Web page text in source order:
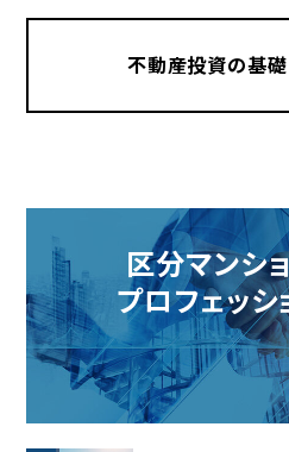
不動産投資の基
区分マンシ
プロフェッ